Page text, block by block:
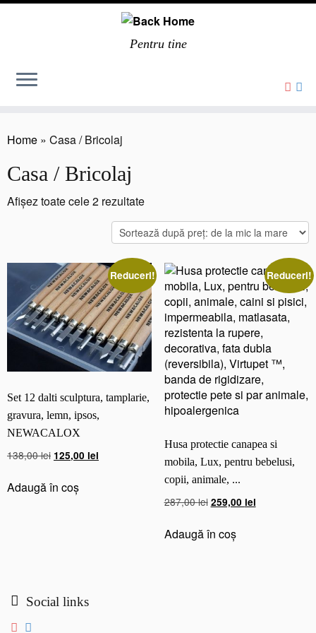
Pentru tine
Home » Casa / Bricolaj
Casa / Bricolaj
Afișez toate cele 2 rezultateSortat
după
preț:
la
mic
la
mare
Reduceri!
Set 12 dalti sculptura, tamplarie,
gravura, lemn, ipsos,
NEWACALOX
138,00lei Prețul
a
125,00 lei
Adaugă în coș
Reduceri!
Husa protectie canapea si
mobila, Lux, pentru bebelusi,
copii, animale, ...
287,00lei Prețul
a
259,00 leiPrețul
Adaugă în coș
Social links